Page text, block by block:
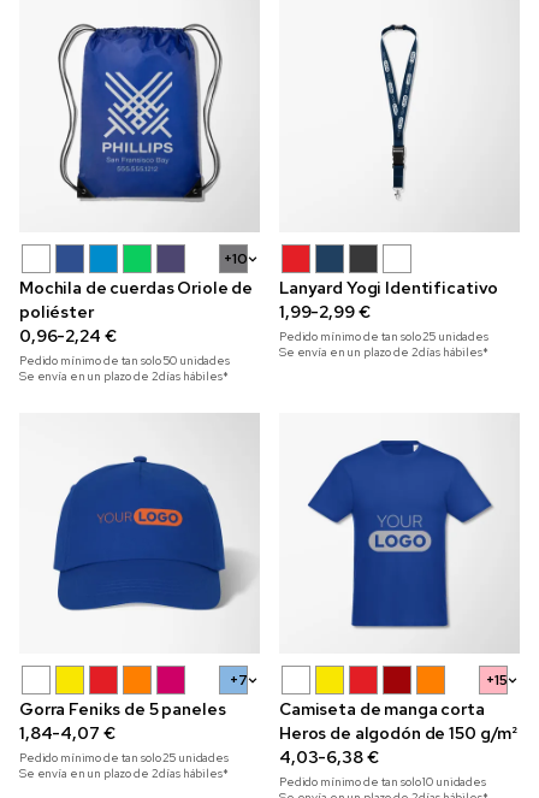
+10
Mochila de cuerdas Oriole de
poliéster
0,96-2,24 €
Pedido mínimo de tan solo50 unidades
Se envía en un plazo de 2 días hábiles*
Lanyard Yogi Identificativo
1,99-2,99 €
Pedido mínimo de tan solo25 unidades
Se envía en un plazo de 2 días hábiles*
+7
Gorra Feniks de 5 paneles
1,84-4,07 €
Pedido mínimo de tan solo25 unidades
Se envía en un plazo de 2 días hábiles*
+15
Camiseta de manga corta
Heros de algodón de 150 g/m²
4,03-6,38 €
Pedido mínimo de tan solo10 unidades